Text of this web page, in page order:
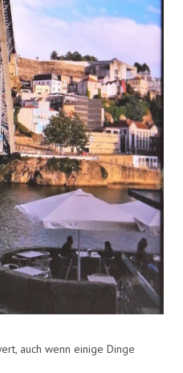
auch wenn einige Dinge